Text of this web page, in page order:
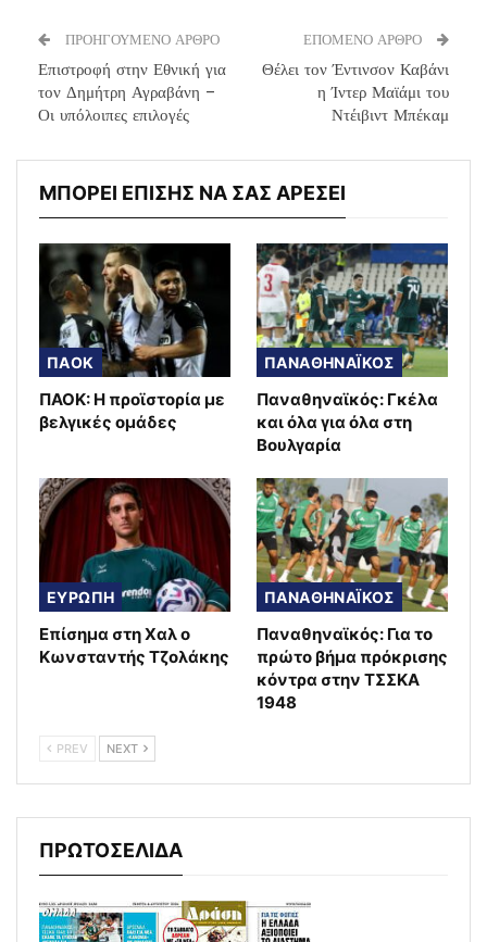
ΠΡΟΗΓΟΥΜΕΝΟ ΑΡΘΡΟ
Επιστροφή στην Εθνική για
τον Δημήτρη Αγραβάνη –
Οι υπόλοιπες επιλογές
ΕΠΟΜΕΝΟ ΑΡΘΡΟ
Θέλει τον Έντινσον Καβάνι
η Ίντερ Μαϊάμι του
Ντέιβιντ Μπέκαμ
ΜΠΟΡΕΙ ΕΠΙΣΗΣ ΝΑ ΣΑΣ ΑΡΕΣΕΙ
ΠΑΟΚ
ΠΑΟΚ: Η προϊστορία με
βελγικές ομάδες
ΠΑΝΑΘΗΝΑΪΚΟΣ
Παναθηναϊκός: Γκέλα
και όλα για όλα στη
Βουλγαρία
ΕΥΡΩΠΗ
Επίσημα στη Χαλ ο
Κωνσταντής Τζολάκης
ΠΑΝΑΘΗΝΑΪΚΟΣ
Παναθηναϊκός: Για το
πρώτο βήμα πρόκρισης
κόντρα στην ΤΣΣΚΑ
1948
PREV NEXT
ΠΡΩΤΟΣΕΛΙΔΑ